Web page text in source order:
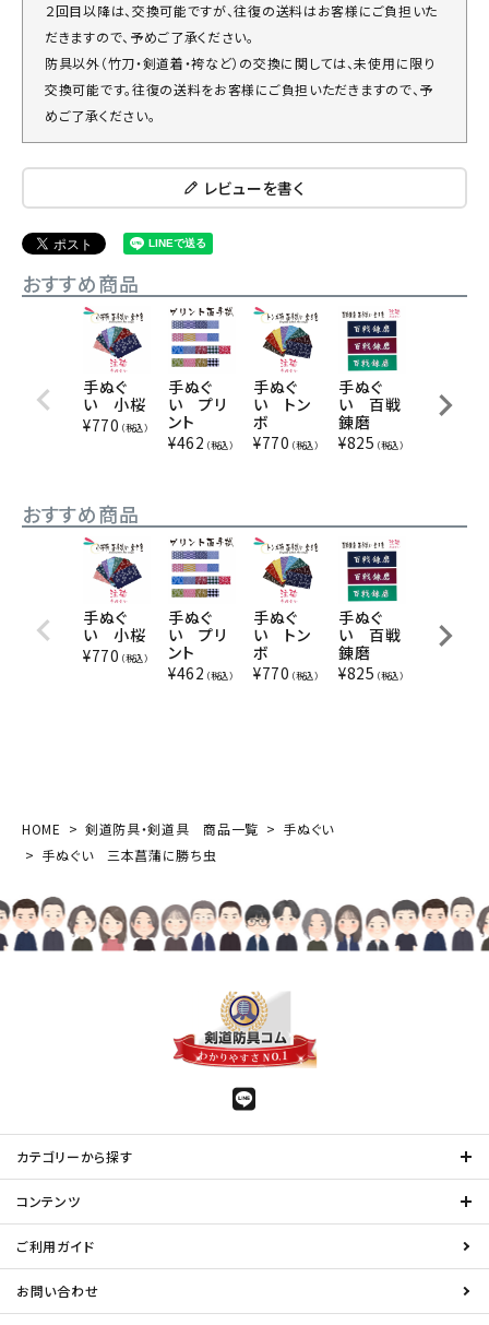
２回目以降は、交換可能ですが、往復の送料はお客様にご負担いた
だきますので、予めご了承ください。
防具以外（竹刀・剣道着・袴など）の交換に関しては、未使用に限り
交換可能です。往復の送料をお客様にご負担いただきますので、予
めご了承ください。
レビューを書く
おすすめ商品
手ぬぐ
い 小桜
¥770 （税込）
手ぬぐ
い プリ
ント
¥462 （税込）
手ぬぐ
い トン
ボ
¥770 （税込）
手ぬぐ
い 百戦
錬磨
¥825 （税込）
い 手捺
染 百戦
おすすめ商品
手ぬぐ
い 小桜
¥770 （税込）
手ぬぐ
い プリ
ント
¥462 （税込）
手ぬぐ
い トン
ボ
¥770 （税込）
手ぬぐ
い 百戦
錬磨
¥825 （税込）
い 手捺
染 百戦
HOME 剣道防具・剣道具 商品一覧
手ぬぐい
手ぬぐい 三本菖蒲に勝ち虫
カテゴリーから探す
コンテンツ
ご利用ガイド
お問い合わせ